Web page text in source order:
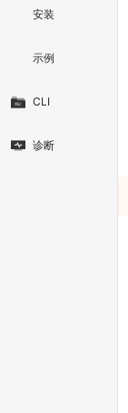
安装
示例
CLI
诊断